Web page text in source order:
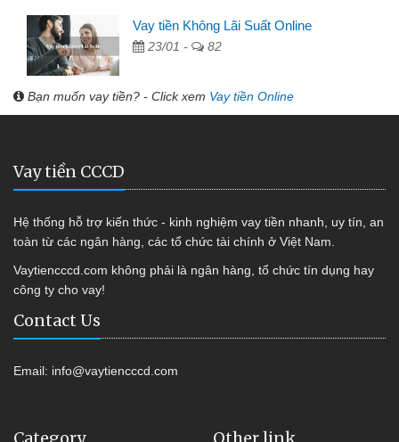
Vay tiền Không Lãi Suất Online
23/01 - 82
Bạn muốn vay tiền? - Click xem Vay tiền Online
Vay tiền CCCD
Hệ thống hỗ trợ kiến thức - kinh nghiệm vay tiền nhanh, uy tín, an
toàn từ các ngân hàng, các tổ chức tài chính ở Việt Nam.
Vaytiencccd.com không phải là ngân hàng, tổ chức tín dụng hay
công ty cho vay!
Contact Us
Email: info@vaytiencccd.com